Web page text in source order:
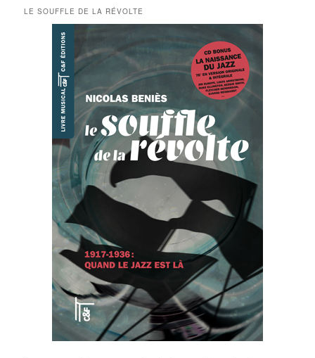
LE SOUFFLE DE LA RÉVOLTE